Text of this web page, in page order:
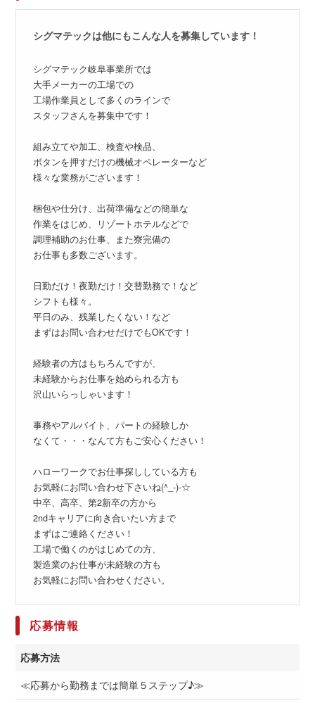
シグマテックは他にもこんな人を募集しています！
シグマテック岐阜事業所では
大手メーカーの工場での
工場作業員として多くのラインで
スタッフさんを募集中です！
組み立てや加工、検査や検品、
ボタンを押すだけの機械オペレーターなど
様々な業務がございます！
梱包や仕分け、出荷準備などの簡単な
作業をはじめ、リゾートホテルなどで
調理補助のお仕事、また寮完備の
お仕事も多数ございます。
日勤だけ！夜勤だけ！交替勤務で！など
シフトも様々。
平日のみ、残業したくない！など
まずはお問い合わせだけでもOKです！
経験者の方はもちろんですが、
未経験からお仕事を始められる方も
沢山いらっしゃいます！
事務やアルバイト、パートの経験しか
なくて・・・なんて方もご安心ください！
ハローワークでお仕事探ししている方も
お気軽にお問い合わせ下さいね(^_-)-☆
中卒、高卒、第2新卒の方から
2ndキャリアに向き合いたい方まで
まずはご連絡ください！
工場で働くのがはじめての方、
製造業のお仕事が未経験の方も
お気軽にお問い合わせください。
応募情報
応募方法
≪応募から勤務までは簡単５ステップ♪≫